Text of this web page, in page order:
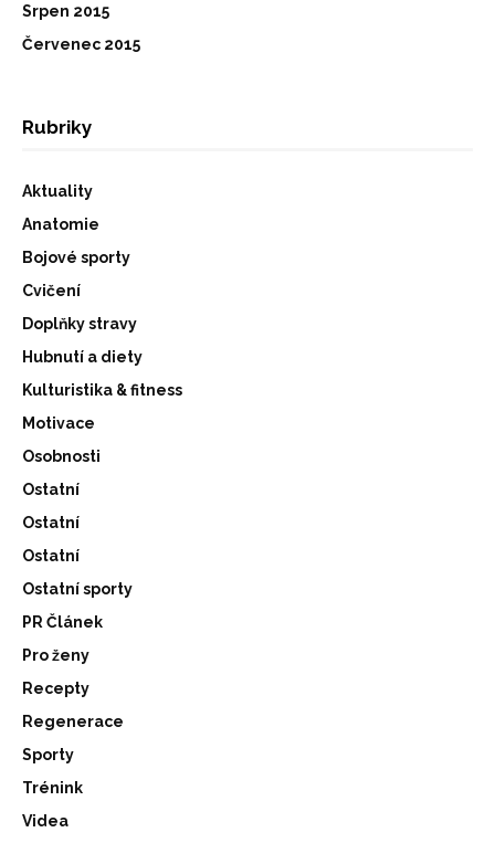
Srpen 2015
Červenec 2015
Rubriky
Aktuality
Anatomie
Bojové sporty
Cvičení
Doplňky stravy
Hubnutí a diety
Kulturistika & fitness
Motivace
Osobnosti
Ostatní
Ostatní
Ostatní
Ostatní sporty
PR Článek
Pro ženy
Recepty
Regenerace
Sporty
Trénink
Videa